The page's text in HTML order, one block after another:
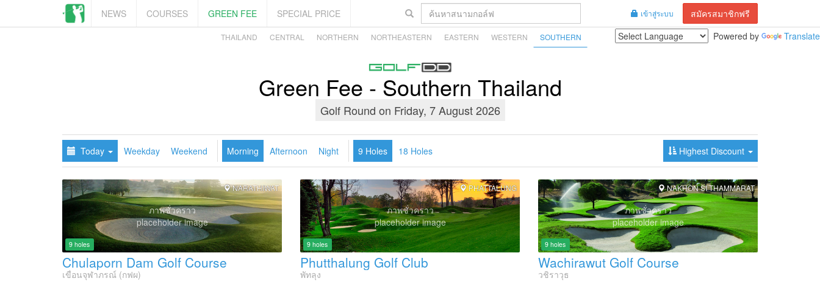
เข้าสู่ระบบ สมัครสมาชิกฟรี
NEWS COURSES GREEN FEE
SPECIAL PRICE
Powered by
Translate
THAILAND CENTRAL NORTHERN NORTHEASTERN EASTERN WESTERN SOUTHERN
Green Fee - Southern Thailand
Golf Round on Friday, 7 August 2026
Today Weekday Weekend Morning Afternoon Night 9 Holes 18 Holes Highest Discount
ภาพชั่วคราว
placeholder image
NARATHIWAT
9 holes
Chulaporn Dam Golf Course
เขื่อนจุฬาภรณ์ (กฟผ)
ภาพชั่วคราว
placeholder image
PHATTALUNG
9 holes
Phutthalung Golf Club
พัทลุง
ภาพชั่วคราว
placeholder image
NAKHON SI THAMMARAT
9 holes
Wachirawut Golf Course
วชิราวุธ